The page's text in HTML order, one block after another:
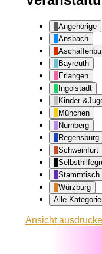
Angehörige
Ansbach
Bayreuth
Erlangen
Ingolstadt
Kinder-
München
Nürnberg
Regensburg
Schweinfurt
Stammtisch
Würzburg
Alle
Ansicht